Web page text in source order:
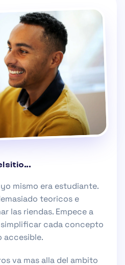
sitio...
mismo era estudiante.
teoricos e
las riendas. Empece a
cada concepto
accesible.
va mas alla del ambito